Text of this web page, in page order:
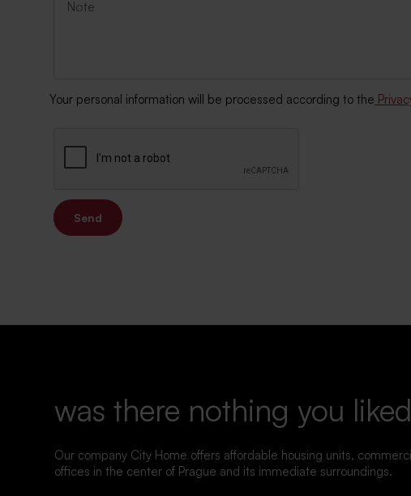
Your personal information will be processed according to the
Send
was there nothing you
Our company City Home offers affordable housing units,
offices in the center of Prague and its immediate surroundings.